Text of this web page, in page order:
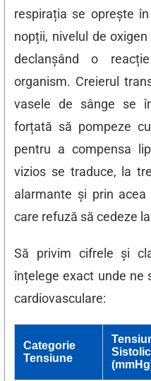
respirația se oprește
nopții, nivelul de
declanșând o
organism. Creierul
vasele de sânge se
forțată să pompeze
pentru a compensa
vizios se traduce, la
alarmante și prin
care refuză să cedeze
Să privim cifrele și
înțelege exact unde ne
cardiovasculare:
Categorie
Tensiune